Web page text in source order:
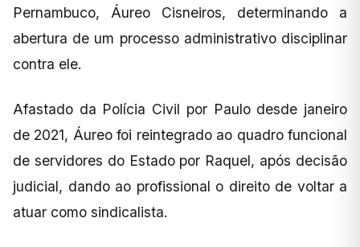
Pernambuco, Áureo Cisneiros, determinando a
abertura de um processo administrativo disciplinar
contra ele.
Afastado da Polícia Civil por Paulo desde janeiro
de 2021, Áureo foi reintegrado ao quadro funcional
de servidores do Estado por Raquel, após decisão
judicial, dando ao profissional o direito de voltar a
atuar como sindicalista.